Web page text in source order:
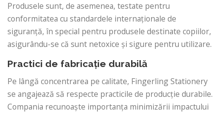
Produsele sunt, de asemenea, testate pentru
conformitatea cu standardele internaționale de
siguranță, în special pentru produsele destinate copiilor,
asigurându-se că sunt netoxice și sigure pentru utilizare.
Practici de fabricație durabilă
Pe lângă concentrarea pe calitate, Fingerling Stationery
se angajează să respecte practicile de producție durabile.
Compania recunoaște importanța minimizării impactului